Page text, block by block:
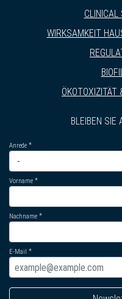
WIRKSAMKEIT
ÖKOTOXIZITÄT
BLEIBEN SIE
Anrede
Vorname
Nachname
E-Mail